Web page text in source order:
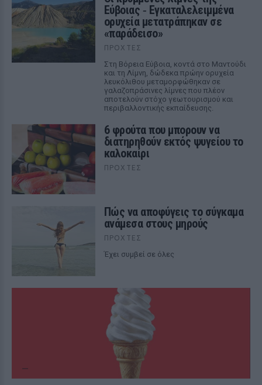
Εύβοιας ‑ Εγκαταλελειμμένα
ορυχεία μετατράπηκαν σε
«παράδεισο»
ΠΡΟΧΤΈΣ
Στη Βόρεια Εύβοια, κοντά στο Μαντούδι
και τη Λίμνη, δώδεκα πρώην ορυχεία
λευκόλιθου μεταμορφώθηκαν σε
γαλαζοπράσινες λίμνες που πλέον
αποτελούν στόχο γεωτουρισμού και
περιβαλλοντικής εκπαίδευσης.
6 φρούτα που μπορουν να
διατηρηθούν εκτός ψυγείου το
καλοκαίρι
ΠΡΟΧΤΈΣ
Πώς να αποφύγεις το σύγκαμα
ανάμεσα στους μηρούς
ΠΡΟΧΤΈΣ
Έχει συμβεί σε όλες